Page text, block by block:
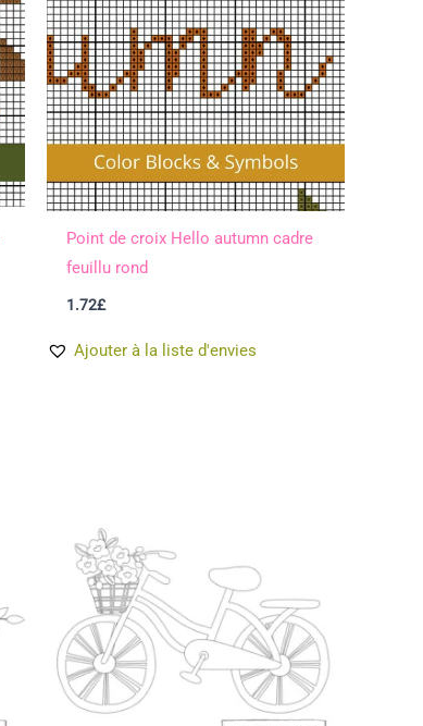
Point de croix Hello autumn cadre
feuillu rond
1.72£
Ajouter à la liste d'envies